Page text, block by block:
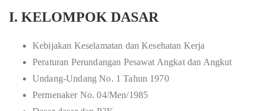
I. KELOMPOK DASAR
Kebijakan Keselamatan dan Kesehatan Kerja
Peraturan Perundangan Pesawat Angkat dan Angkut
Undang-Undang No. 1 Tahun 1970
Permenaker No. 04/Men/1985